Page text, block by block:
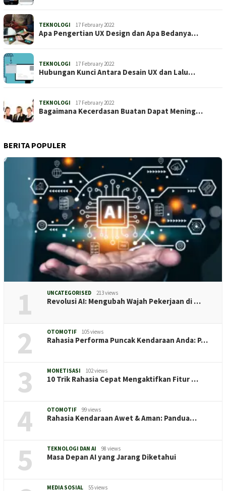
TEKNOLOGI 17 February 2022
Apa Pengertian UX Design dan Apa Bedanya…
TEKNOLOGI 17 February 2022
Hubungan Kunci Antara Desain UX dan Lalu…
TEKNOLOGI 17 February 2022
Bagaimana Kecerdasan Buatan Dapat Mening…
BERITA POPULER
1 UNCATEGORISED 213 views
Revolusi AI: Mengubah Wajah Pekerjaan di …
2 OTOMOTIF 105 views
Rahasia Performa Puncak Kendaraan Anda: P…
3 MONETISASI 102 views
10 Trik Rahasia Cepat Mengaktifkan Fitur …
4 OTOMOTIF 99 views
Rahasia Kendaraan Awet & Aman: Pandua…
5 TEKNOLOGI DAN AI 98 views
Masa Depan AI yang Jarang Diketahui
MEDIA SOSIAL 55 views